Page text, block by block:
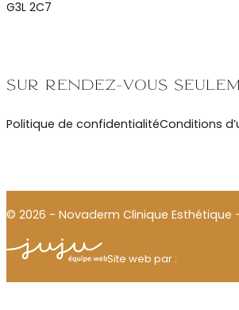
Sur rendez-vous
Politique de confidentialitéConditions
G3L 2C7
© 2026 - Novaderm Clinique Esthétique
Site web par :